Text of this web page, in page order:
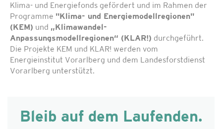
Klima- und Energiefonds gefördert und im Rahmen der
Programme "Klima- und Energiemodellregionen"
(KEM) und „Klimawandel-
Anpassungsmodellregionen“ (KLAR!) durchgeführt.
Die Projekte KEM und KLAR! werden vom
Energieinstitut Vorarlberg und dem Landesforstdienst
Vorarlberg unterstützt.
Bleib auf dem Laufenden.